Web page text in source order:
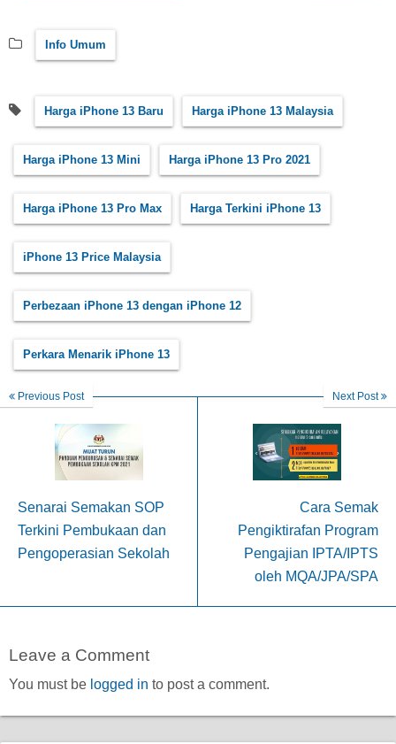
Info Umum
Harga iPhone 13 Baru Harga iPhone 13 Malaysia
Harga iPhone 13 Mini Harga iPhone 13 Pro 2021
Harga iPhone 13 Pro Max Harga Terkini iPhone 13
iPhone 13 Price Malaysia
Perbezaan iPhone 13 dengan iPhone 12
Perkara Menarik iPhone 13
Previous Post
Senarai Semakan SOP
Terkini Pembukaan dan
Pengoperasian Sekolah
Next Post
Cara Semak
Pengiktirafan Program
Pengajian IPTA/IPTS
oleh MQA/JPA/SPA
Leave a Comment
You must be logged in to post a comment.